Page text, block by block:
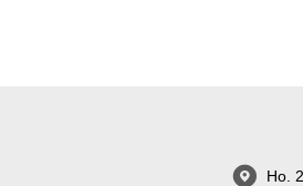
Но.